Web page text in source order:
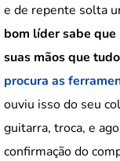
e de repente solta
bom líder sabe
suas mãos que
procura as
ouviu isso do seu
guitarra, troca, e
confirmação do